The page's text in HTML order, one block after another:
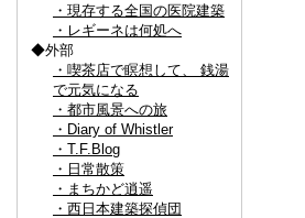
・現存する全国の医院建築
・レギーネは何処へ
◆外部
・喫茶店で瞑想して、 銭湯
で元気になる
・都市風景への旅
・Diary of Whistler
・T.F.Blog
・日常散策
・まちかど逍遥
・西日本建築探偵団